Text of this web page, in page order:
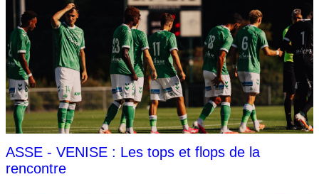
ASSE - VENISE : Les tops et flops de la
rencontre